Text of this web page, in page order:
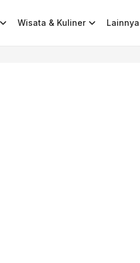
Wisata & Kuliner Lainnya